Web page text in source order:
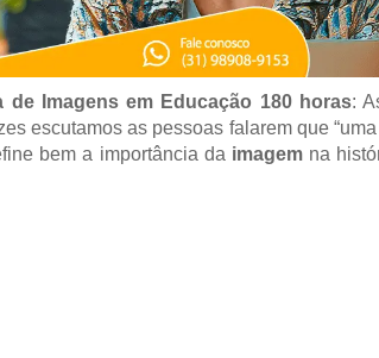
Imagens em Educação 180 horas:
escutamos as pessoas falarem que “uma
bem a importância da imagemna